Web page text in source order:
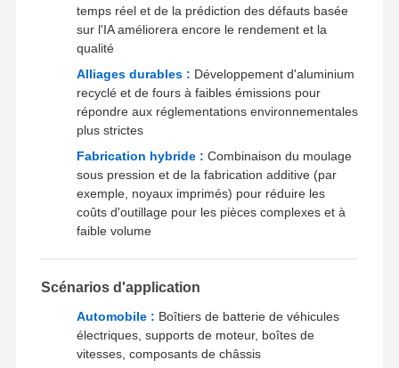
temps réel et de la prédiction des défauts basée
sur l'IA améliorera encore le rendement et la
qualité
Alliages durables : Développement d'aluminium
recyclé et de fours à faibles émissions pour
répondre aux réglementations environnementales
plus strictes
Fabrication hybride : Combinaison du moulage
sous pression et de la fabrication additive (par
exemple, noyaux imprimés) pour réduire les
coûts d'outillage pour les pièces complexes et à
faible volume
Scénarios d'application
Automobile : Boîtiers de batterie de véhicules
électriques, supports de moteur, boîtes de
vitesses, composants de châssis